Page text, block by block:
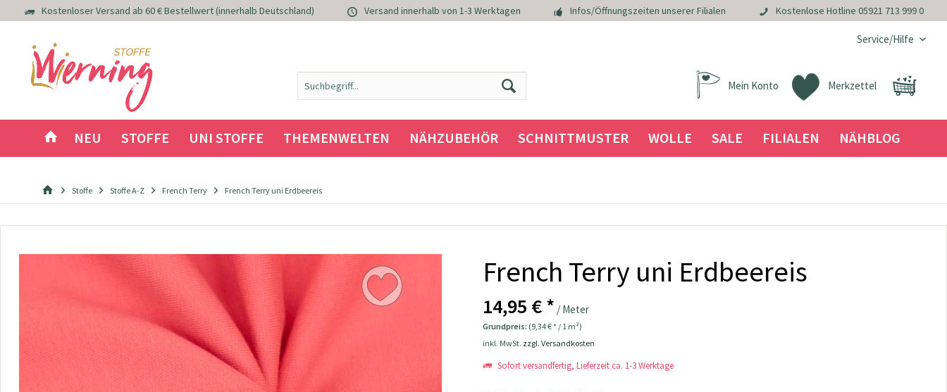
Kostenloser Versand ab 60 € Bestellwert (innerhalb Deutschland) Versand innerhalb von 1-3 Werktagen Infos/Öffnungszeiten unserer Filialen Kostenlose Hotline 05921 713 999 0
Service/Hilfe
Merkzettel
Mein Konto
NEU STOFFE UNI STOFFE THEMENWELTEN NÄHZUBEHÖR SCHNITTMUSTER WOLLE SALE FILIALEN NÄHBLOG
Stoffe Stoffe A-Z French Terry French Terry uni Erdbeereis
French Terry uni Erdbeereis
14,95 € * / Meter
Grundpreis: (9,34 € * / 1 m²)
inkl. MwSt. zzgl. Versandkosten
Sofort versandfertig, Lieferzeit ca. 1-3 Werktage